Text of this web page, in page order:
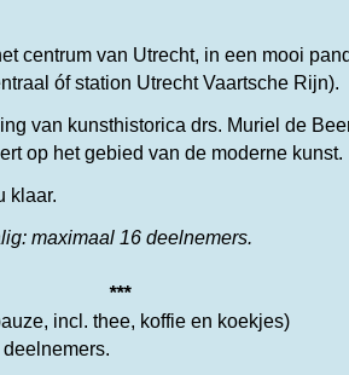
centrum van Utrecht, in een mooi
óf station Utrecht Vaartsche Rijn).
van kunsthistorica drs. Muriel de
op het gebied van de moderne
klaar.
maximaal 16 deelnemers.
incl. thee, koffie en koekjes)